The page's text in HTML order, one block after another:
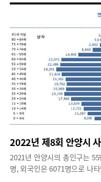
에 대한 언급이 없는 경우 15
지난 1년>은 2022년 9월 1일
말한다. 각 통계표에서 지표
상 기간(시점)이 차이가 있을
올림된 수치로 항목 간 합계,
가 있다. 복지, 주거와 교통,
와 노동, 안양시 특성항목 7개
사 기간은 2023년 9월 1일부
안양시 1200 표본가구 내의
연령별 인구 50대, 40대, 60대
는 55만4347명으로 내국인은
2855세대 증가해 22만7475세
1098명 증가했고, 외국인은
차지했다.2022년 안양시의 행
동(3만4653명)이 가장 많고,
2022년 제8회 안양시
2021년 안양시의 총인구는
명, 외국인은 6071명으로 나